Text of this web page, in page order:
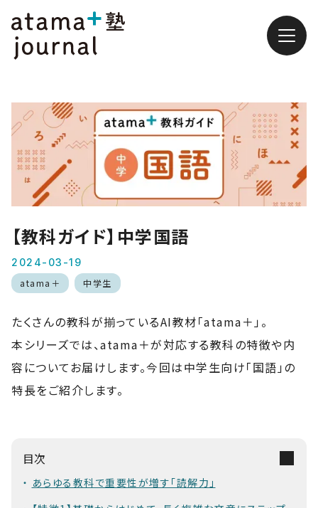
【教科ガイド】中学国語
2024-03-19
atama＋
中学生
たくさんの教科が揃っているAI教材「atama＋」。
本シリーズでは、atama＋が対応する教科の特徴や内
容についてお届けします。今回は中学生向け「国語」の
特長をご紹介します。
目次
あらゆる教科で重要性が増す「読解力」